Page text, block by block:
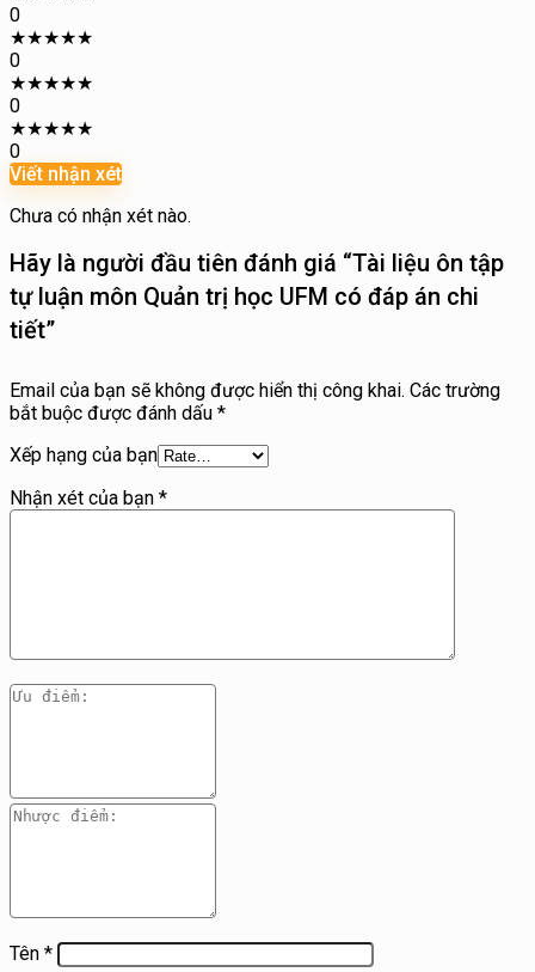
0
★★★★★
0
★★★★★
0
★★★★★
0
Viết nhận xét
Chưa có nhận xét nào.
Hãy là người đầu tiên đánh giá “Tài liệu ôn tập
tự luận môn Quản trị học UFM có đáp án chi
tiết”
Email của bạn sẽ không được hiển thị công khai. Các trường
bắt buộc được đánh dấu *
Xếp hạng của bạn
Nhận xét của bạn *
Tên *